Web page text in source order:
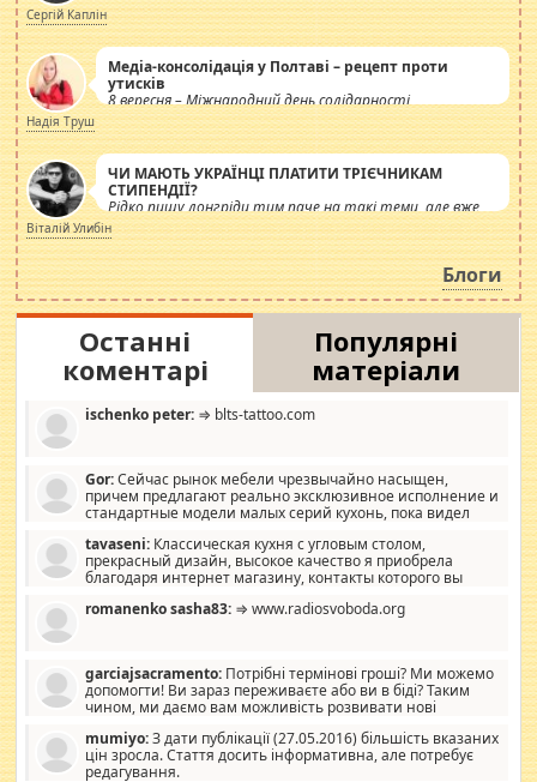
Сергій Каплін
Медіа-консолідація у Полтаві – рецепт проти
утисків
8 вересня – Міжнародний день солідарності
журналістів.
Надія Труш
ЧИ МАЮТЬ УКРАЇНЦІ ПЛАТИТИ ТРІЄЧНИКАМ
СТИПЕНДІЇ?
Рідко пишу лонгріди тим паче на такі теми, але вже
просто дістало! Обурюють сьогоднішні інсенуації
навколо стипендіального питання. Штучно
роздувається ще одна соціальна катастрофа.
Віталій Улибін
Блоги
Останні
коментарі
Популярні
матеріали
ischenko peter: ⇒ blts-tattoo.com
Gor:Сейчас рынок мебели чрезвычайно насыщен,
причем предлагают реально эксклюзивное исполнение и
стандартные модели малых серий кухонь, пока видел
стандартные формы, в MebelOk, креативненько и что главное -
со вкусом все в порядке, без ненужных наворотов удорожающих
мебель, а это не последний фактор.
tavaseni: Классическая кухня с угловым столом,
прекрасный дизайн, высокое качество я приобрела
благодаря интернет магазину, контакты которого вы
romanenko sasha83: ⇒ www.radiosvoboda.org
garciajsacramento: Потрібні термінові гроші? Ми можемо
допомогти! Ви зараз переживаєте або ви в біді? Таким
чином, ми даємо вам можливість розвивати нові
допомагати людям, які намагаються дати їм шанс. Кожен
заслуговує на другий шанс, і, оскільки влада не зможе, вони
повинні приймати від інших. Для нас нема багато суми, і зрілість
mumiyo:З дати публікації (27.05.2016) більшість вказаних
цін зросла. Стаття досить інформативна, але потребує
редагування.